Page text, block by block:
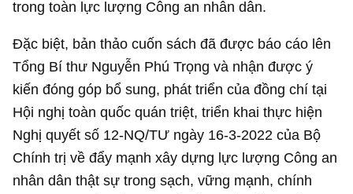
trong toàn lực lượng Công an nhân dân.
Đặc biệt, bản thảo cuốn sách đã được báo cáo lên
Tổng Bí thư Nguyễn Phú Trọng và nhận được ý
kiến đóng góp bổ sung, phát triển của đồng chí tại
Hội nghị toàn quốc quán triệt, triển khai thực hiện
Nghị quyết số 12-NQ/TƯ ngày 16-3-2022 của Bộ
Chính trị về đẩy mạnh xây dựng lực lượng Công an
nhân dân thật sự trong sạch, vững mạnh, chính